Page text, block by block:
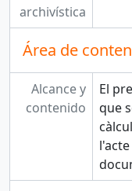
archivística
Área de
Alcance y
contenido
El
que